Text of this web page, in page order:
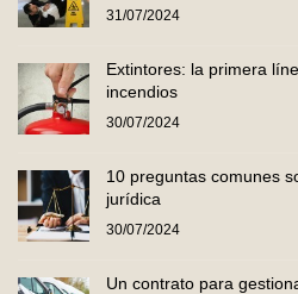
31/07/2024
Extintores: la primera
incendios
30/07/2024
10 preguntas comunes
jurídica
30/07/2024
Un contrato para